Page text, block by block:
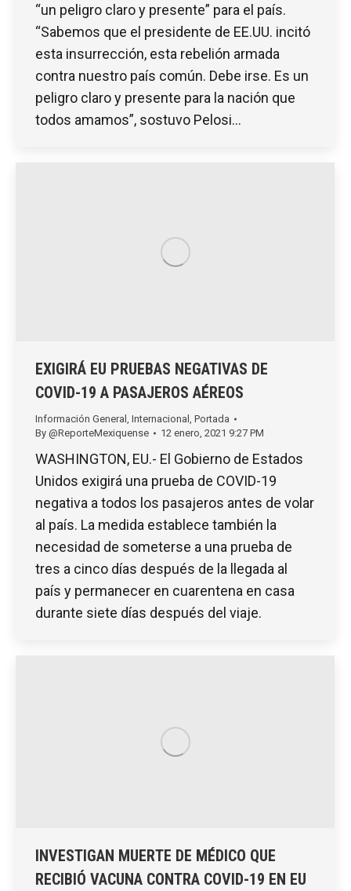
“un peligro claro y presente” para el país.
“Sabemos que el presidente de EE.UU. incitó
esta insurrección, esta rebelión armada
contra nuestro país común. Debe irse. Es un
peligro claro y presente para la nación que
todos amamos”, sostuvo Pelosi…
EXIGIRÁ EU PRUEBAS NEGATIVAS DE
COVID-19 A PASAJEROS AÉREOS
Información General Internacional
Portada
By @ReporteMexiquense 12 enero, 2021 9:27 PM
WASHINGTON, EU.- El Gobierno de Estados
Unidos exigirá una prueba de COVID-19
negativa a todos los pasajeros antes de volar
al país. La medida establece también la
necesidad de someterse a una prueba de
tres a cinco días después de la llegada al
país y permanecer en cuarentena en casa
durante siete días después del viaje.
INVESTIGAN MUERTE DE MÉDICO QUE
RECIBIÓ VACUNA CONTRA COVID-19 EN EU